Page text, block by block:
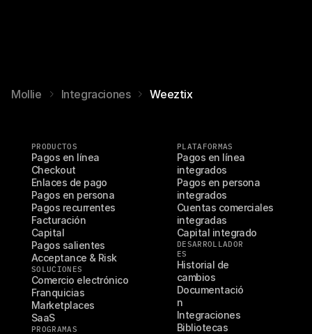
Mollie Integraciones Weeztix
PRODUCTOS
Pagos en línea
Checkout
Enlaces de pago
Pagos en persona
Pagos recurrentes
Facturación
Capital
Pagos salientes
Acceptance & Risk
SOLUCIONES
Comercio electrónico
Franquicias
Marketplaces
SaaS
PROGRAMAS
PLATAFORMAS
Pagos en línea
integrados
Pagos en persona
integrados
Cuentas comerciales
integradas
Capital integrado
DESARROLLADOR
ES
Historial de
cambios
Documentació
n
Integraciones
Bibliotecas